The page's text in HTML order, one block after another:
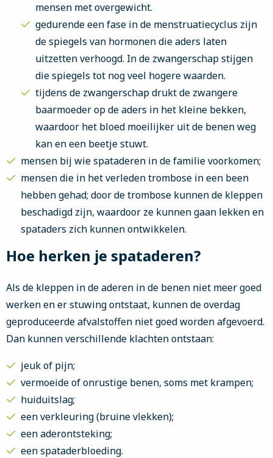
mensen met overgewicht.
gedurende een fase in de menstruatiecyclus zijn
de spiegels van hormonen die aders laten
uitzetten verhoogd. In de zwangerschap stijgen
die spiegels tot nog veel hogere waarden.
tijdens de zwangerschap drukt de zwangere
baarmoeder op de aders in het kleine bekken,
waardoor het bloed moeilijker uit de benen weg
kan en een beetje stuwt.
mensen bij wie spataderen in de familie voorkomen;
mensen die in het verleden trombose in een been
hebben gehad; door de trombose kunnen de kleppen
beschadigd zijn, waardoor ze kunnen gaan lekken en
spataders zich kunnen ontwikkelen.
Hoe herken je spataderen?
Als de kleppen in de aderen in de benen niet meer goed
werken en er stuwing ontstaat, kunnen de overdag
geproduceerde afvalstoffen niet goed worden afgevoerd.
Dan kunnen verschillende klachten ontstaan:
jeuk of pijn;
vermoeide of onrustige benen, soms met krampen;
huiduitslag;
een verkleuring (bruine vlekken);
een aderontsteking;
een spataderbloeding.